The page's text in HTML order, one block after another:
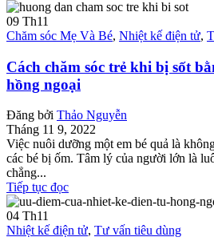
09 Th11
Chăm sóc Mẹ Và Bé, Nhiệt kế điện tử,
Cách chăm sóc trẻ khi bị sốt
hồng ngoại
Đăng bởi Thảo Nguyễn
Tháng 11 9, 2022
Việc nuôi dưỡng một em bé quả là
các bé bị ốm. Tâm lý của người lớn là
chẳng...
Tiếp tục đọc
04 Th11
Nhiệt kế điện tử, Tư vấn tiêu dùng